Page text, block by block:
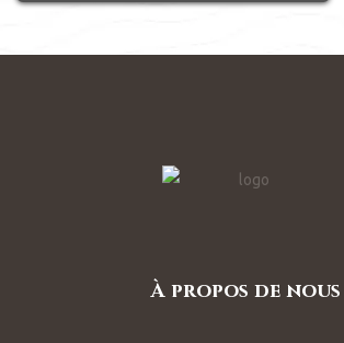
À propos de nous